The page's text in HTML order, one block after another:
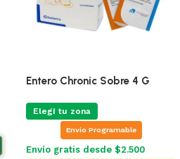
Entero Chronic Sobre 4 G
Elegí tu zona
Envio Programable
Envío gratis desde $2.500